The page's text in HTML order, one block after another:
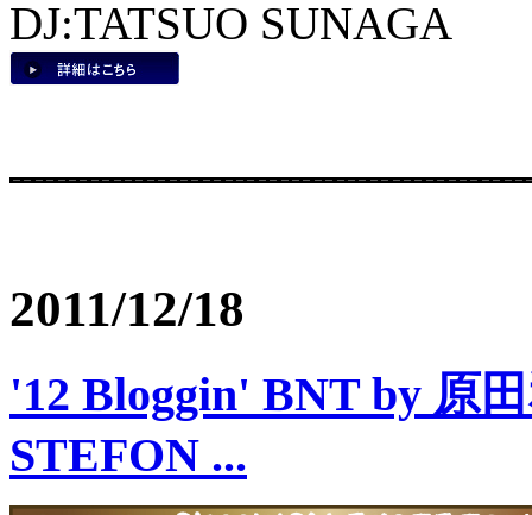
DJ:TATSUO SUNAGA
2011/12/18
'12 Bloggin' BNT by 原
STEFON ...